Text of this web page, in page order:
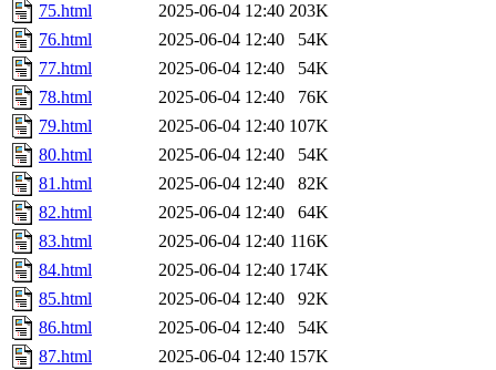
75.html
2025-06-04 12:40 203K
76.html
2025-06-04 12:40
54K
77.html
2025-06-04 12:40
54K
78.html
2025-06-04 12:40
76K
79.html
2025-06-04 12:40 107K
80.html
2025-06-04 12:40
54K
81.html
2025-06-04 12:40
82K
82.html
2025-06-04 12:40
64K
83.html
2025-06-04 12:40 116K
84.html
2025-06-04 12:40 174K
85.html
2025-06-04 12:40
92K
86.html
2025-06-04 12:40
54K
87.html
2025-06-04 12:40 157K